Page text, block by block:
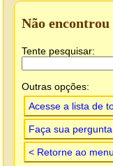
Não encontrou
Tente pesquisar:
Outras opções:
Acesse a lista de
Faça sua
< Retorne ao